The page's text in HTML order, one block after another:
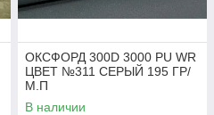
ОКСФОРД 300D 3000 PU WR
ЦВЕТ №311 СЕРЫЙ 195 ГР/
М.П
В наличии